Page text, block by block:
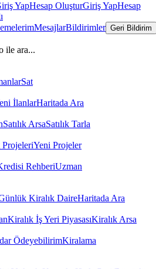
YapHesap OluşturGiriş YapHesap
MesajlarBildirimler Geri Bildirim
ile ara...
Sat
İlanlarHaritada Ara
Satılık ArsaSatılık Tarla
Yeni Projeler
RehberiUzman
Kiralık DaireHaritada Ara
Kiralık İş Yeri PiyasasıKiralık Arsa
ÖdeyebilirimKiralama